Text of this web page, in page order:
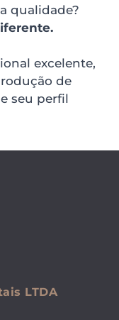
excelente,
de
seu perfil
LTDA